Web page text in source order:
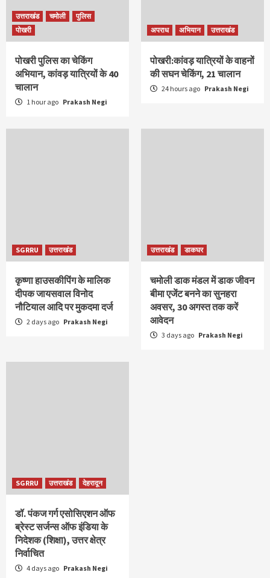
उत्तराखंड चमोली
पुलिस
पोखरी
पोखरी पुलिस का चेकिंग
अभियान, कांवड़ यात्रियों के 40
चालान
1 hour ago Prakash Negi
अपराध अभियान उत्तराखंड
पोखरी:कांवड़ यात्रियों के वाहनों
की सघन चेकिंग, 21 चालान
24 hours ago Prakash Negi
SGRRU उत्तराखंड
कृष्णा हाउसकीपिंग के मालिक
दीपक जायसवाल विनोद
नौटियाल आदि पर मुकदमा दर्ज
2 days ago Prakash Negi
उत्तराखंड डाकघर
चमोली डाक मंडल में डाक जीवन
बीमा एजेंट बनने का सुनहरा
अवसर, 30 अगस्त तक करें
आवेदन
3 days ago Prakash Negi
SGRRU उत्तराखंड देहरादून
डॉ. पंकज गर्ग एसोसिएशन ऑफ
ब्रेस्ट सर्जन्स ऑफ इंडिया के
निदेशक (शिक्षा), उत्तर क्षेत्र
निर्वाचित
4 days ago Prakash Negi